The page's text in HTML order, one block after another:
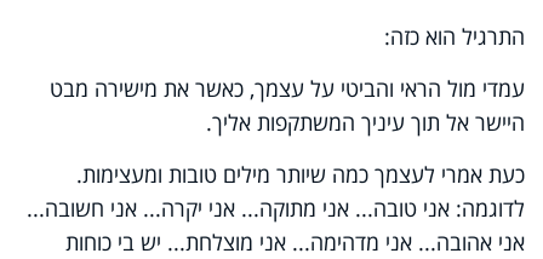
התרגיל הוא כזה:
עמדי מול הראי והביטי על עצמך, כאשר את מישירה מבט
היישר אל תוך עיניך המשתקפות אליך.
כעת אמרי לעצמך כמה שיותר מילים טובות ומעצימות.
לדוגמה: אני טובה... אני מתוקה... אני יקרה... אני חשובה...
אני אהובה... אני מדהימה... אני מוצלחת... יש בי כוחות